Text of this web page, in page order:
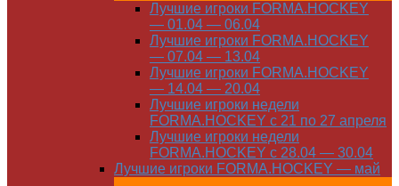
Лучшие игроки FORMA.HOCKEY
— 01.04 — 06.04
Лучшие игроки FORMA.HOCKEY
— 07.04 — 13.04
Лучшие игроки FORMA.HOCKEY
— 14.04 — 20.04
Лучшие игроки недели
FORMA.HOCKEY с 21 по 27 апреля
Лучшие игроки недели
FORMA.HOCKEY с 28.04 — 30.04
Лучшие игроки FORMA.HOCKEY — май